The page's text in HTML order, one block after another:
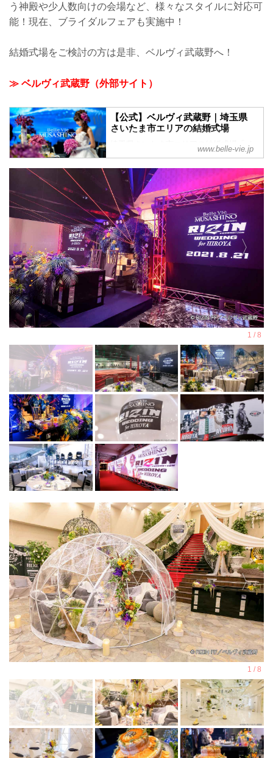
う神殿や少人数向けの会場など、様々なスタイルに対応可
能！現在、ブライダルフェアも実施中！
結婚式場をご検討の方は是非、ベルヴィ武蔵野へ！
≫ ベルヴィ武蔵野（外部サイト）
【公式】ベルヴィ武蔵野｜埼玉県
さいたま市エリアの結婚式場
埼玉県さいたま市エリアの結婚式場「ベ
ルヴィ武蔵野」。皆様に愛され続けて38
年。これまでに結婚式を挙げられた方の
声や写真を掲載中。ブライダルフェアや
お得なプランを是非ご覧ください。
www.belle-vie.jp